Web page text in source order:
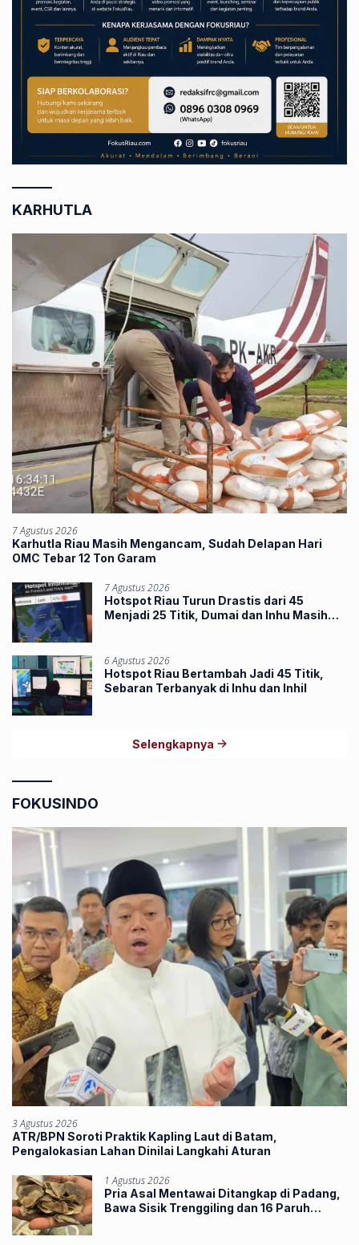
KARHUTLA
7 Agustus 2026
Karhutla Riau Masih Mengancam, Sudah Delapan Hari
OMC Tebar 12 Ton Garam
7 Agustus 2026
Hotspot Riau Turun Drastis dari 45
Menjadi 25 Titik, Dumai dan Inhu Masih
6 Agustus 2026
Hotspot Riau Bertambah Jadi 45 Titik,
Sebaran Terbanyak di Inhu dan Inhil
Selengkapnya
FOKUSINDO
3 Agustus 2026
ATR/BPN Soroti Praktik Kapling Laut di Batam,
Pengalokasian Lahan Dinilai Langkahi Aturan
1 Agustus 2026
Pria Asal Mentawai Ditangkap di Padang,
Bawa Sisik Trenggiling dan 16 Paruh